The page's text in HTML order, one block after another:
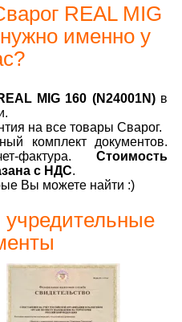
REAL MIG
именно у
MIG 160 (N24001N)в
на все товары Сварог.
комплект документов.
фактура. Стоимость
с НДС.
Вы можете найти :)